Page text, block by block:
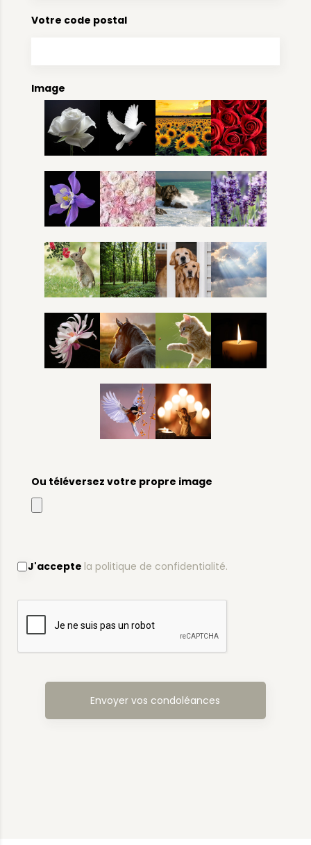
Votre code postal
Image
Ou téléversez votre propre image
J'accepte la politique de confidentialité.